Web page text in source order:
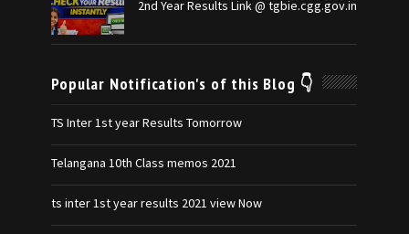
2nd Year Results Link @ tgbie.cgg.gov.in
Popular Notification's of this Blog 👇
TS Inter 1st year Results Tomorrow
Telangana 10th Class memos 2021
ts inter 1st year results 2021 view Now